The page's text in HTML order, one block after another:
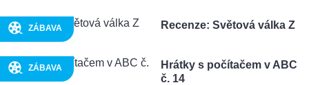
ZÁBAVA Recenze: Světová válka Z
ZÁBAVA
Hrátky s počítačem v ABC
č. 14